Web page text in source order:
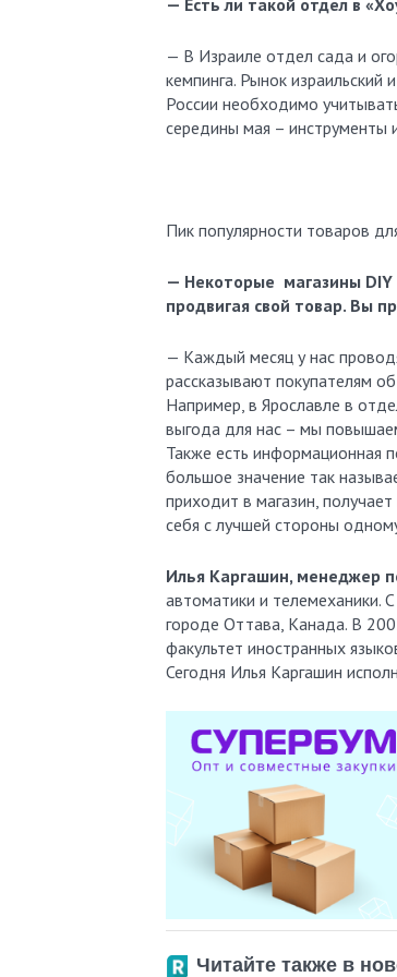
— В Израиле отдел сада и
кемпинга. Рынок израильский
России необходимо
середины мая – инструменты
Пик популярности товаров
— Некоторые магазины DIY
продвигая свой товар. Вы
— Каждый месяц у нас
рассказывают покупателям
Например, в Ярославле в
выгода для нас – мы
Также есть информационная
большое значение так
приходит в магазин,
себя с лучшей стороны
Илья Каргашин, менеджер
автоматики и телемеханики.
городе Оттава, Канада. В
факультет иностранных
Сегодня Илья Каргашин
Читайте также в